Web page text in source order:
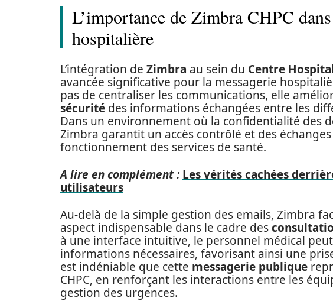
L’importance de Zimbra CHPC
hospitalière
L’intégration de Zimbra au sein du Centre
avancée significative pour la messagerie
pas de centraliser les communications, elle
sécurité des informations échangées entre les
Dans un environnement où la confidentialité des
Zimbra garantit un accès contrôlé et des
fonctionnement des services de santé.
A lire en complément : Les vérités cachées
utilisateurs
Au-delà de la simple gestion des emails, Zimbra
aspect indispensable dans le cadre des
à une interface intuitive, le personnel médical
informations nécessaires, favorisant ainsi une
est indéniable que cette messagerie publique
CHPC, en renforçant les interactions entre les
gestion des urgences.